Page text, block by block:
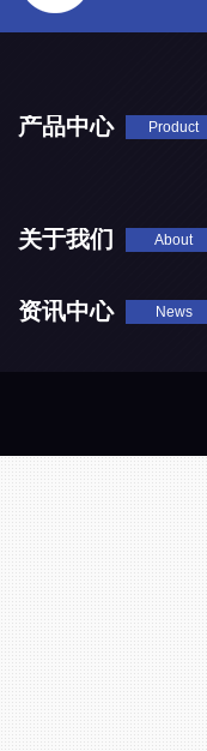
产品中心 Product
关于我们 About
资讯中心 News